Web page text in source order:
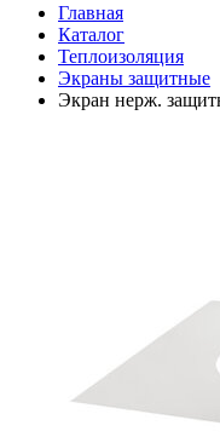
Главная
Каталог
Теплоизоляция
Экраны защитные
Экран нерж.